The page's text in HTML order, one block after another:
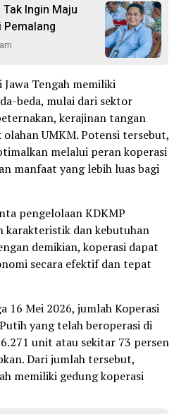
Ingin Maju
Tengah memiliki
beda, mulai dari sektor
kerajinan tangan
UMKM. Potensi tersebut,
melalui peran koperasi
manfaat yang lebih luas bagi
pengelolaan KDKMP
karakteristik dan kebutuhan
demikian, koperasi dapat
secara efektif dan tepat
16 Mei 2026, jumlah Koperasi
yang telah beroperasi di
unit atau sekitar 73 persen
Dari jumlah tersebut,
memiliki gedung koperasi